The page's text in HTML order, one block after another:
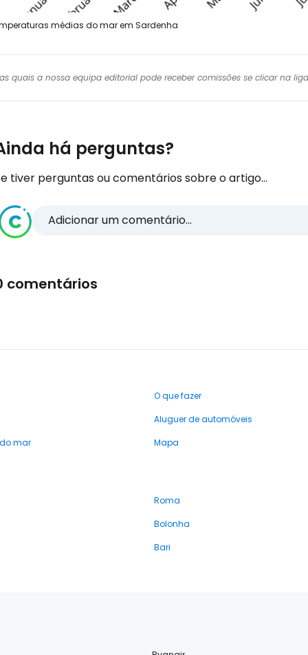
médias do mar em Sardenha
quais a nossa equipa editorial pode receber comissões se clicar na
há perguntas?
tiver perguntas ou comentários sobre o artigo...
Adicionar um comentário...
comentários
O que fazer
Aluguer de automóveis
mar
Mapa
Roma
Bolonha
Bari